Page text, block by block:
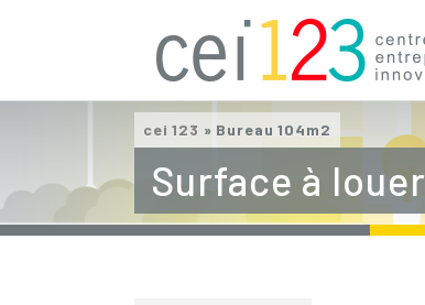
cei 123 » Bureau 104m2
Surface à louer